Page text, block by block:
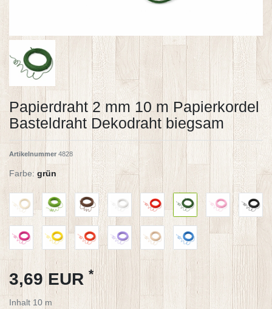
Papierdraht 2 mm 10 m Papierkordel
Basteldraht Dekodraht biegsam
Artikelnummer 4828
Farbe: grün
3,69 EUR *
Inhalt 10 m